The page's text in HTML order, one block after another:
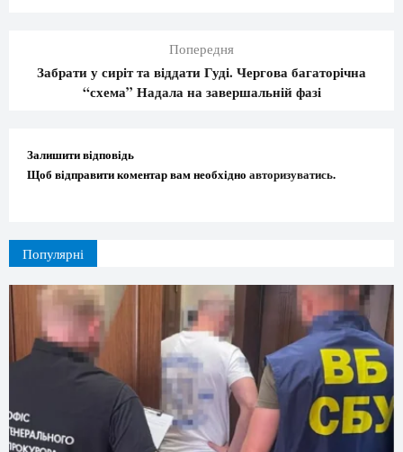
Попередня
Забрати у сиріт та віддати Гуді. Чергова багаторічна
“схема” Надала на завершальній фазі
Залишити відповідь
Щоб відправити коментар вам необхідно авторизуватись.
Популярні